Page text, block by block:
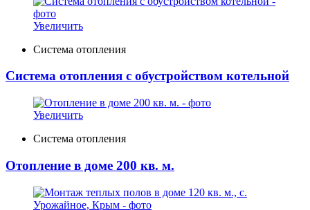
Увеличить
Система отопления
Система отопления с обустройством котельной
Увеличить
Система отопления
Отопление в доме 200 кв. м.